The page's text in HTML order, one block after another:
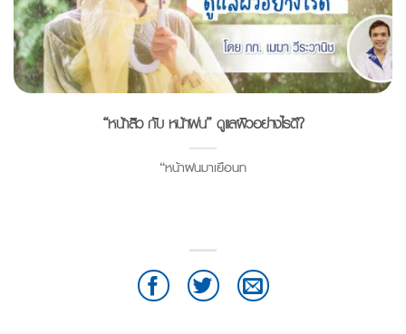
“หน้าสิว กับ หน้าฝน” ดูแลผิวอย่างไรดี?
“หน้าฝนมาเยือนท